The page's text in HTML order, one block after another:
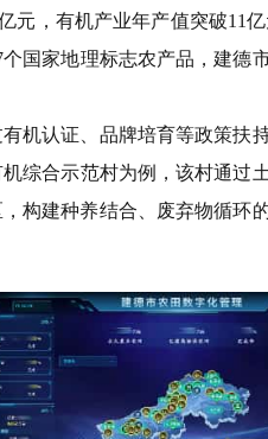
元，有机产业年产值突破11
个国家地理标志农产品，建德
有机认证、品牌培育等政策扶
综合示范村为例，该村通过
构建种养结合、废弃物循环